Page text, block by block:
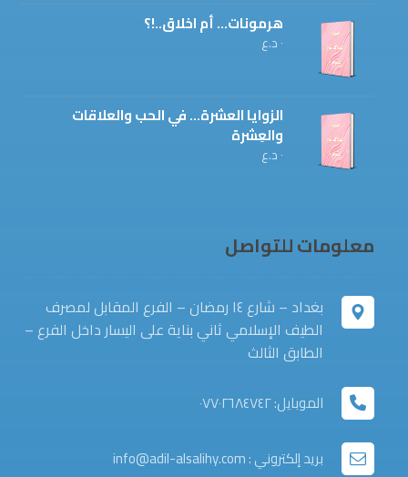
هرمونات... أم اخلاق..!؟
٠د.ع
الزوايا العشرة... في الحب والعلاقات
والعِشرة
٠د.ع
معلومات للتواصل
بغداد – شارع ١٤ رمضان – الفرع المقابل لمصرف
الطيف الإسلامي ثاني بناية على اليسار داخل الفرع –
الطابق الثالث
الموبايل: ٠٧٧٠٢٦٨٤٧٤٢
بريد إلكتروني : info@adil-alsalihy.com